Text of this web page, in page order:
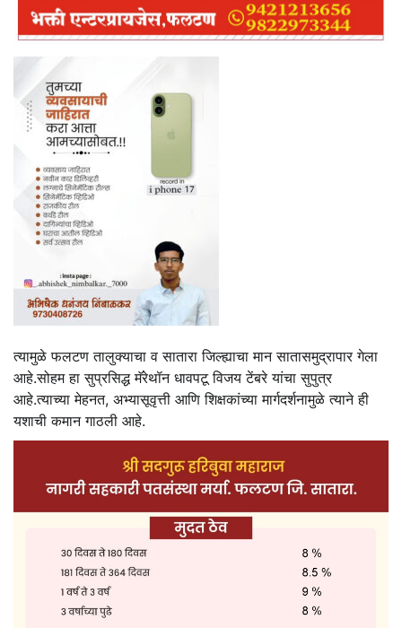
त्यामुळे फलटण तालुक्याचा व सातारा जिल्ह्याचा मान सातासमुद्रापार गेला
आहे.सोहम हा सुप्रसिद्ध मॅरेथॉन धावपटू विजय टेंबरे यांचा सुपुत्र
आहे.त्याच्या मेहनत, अभ्यासूवृत्ती आणि शिक्षकांच्या मार्गदर्शनामुळे त्याने ही
यशाची कमान गाठली आहे.